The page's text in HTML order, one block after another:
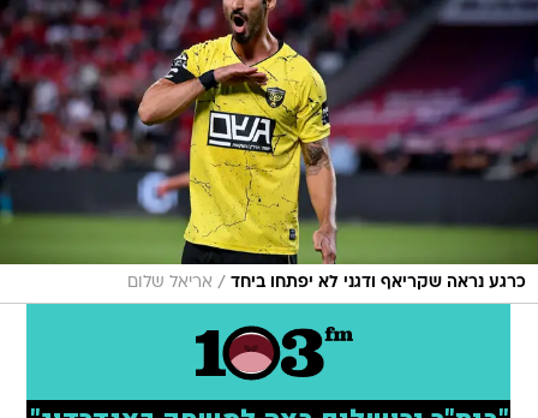
כרגע נראה שקריאף ודגני לא יפתחו ביחד / אריאל שלום